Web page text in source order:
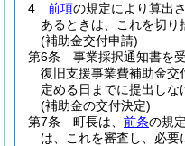
4
前項の規定により算出
あるときは、これを切り
(補助金交付申請)
第6条
事業採択通知書を
復旧支援事業費補助金交
定める日までに提出しな
(補助金の交付決定)
第7条
町長は、 前条の規
は、これを審査し、必